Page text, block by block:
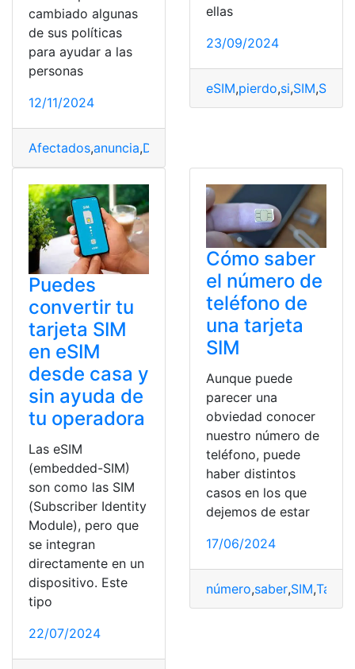
cambiado algunas
de sus políticas
para ayudar a las
personas
12/11/2024
Afectados,anuncia,Dana
ellas
23/09/2024
eSIM,pierdo,si,SIM,Simyo
Puedes
convertir tu
tarjeta SIM
en eSIM
desde casa y
sin ayuda de
tu operadora
Las eSIM
(embedded-SIM)
son como las SIM
(Subscriber Identity
Module), pero que
se integran
directamente en un
dispositivo. Este
tipo
22/07/2024
Cómo saber
el número de
teléfono de
una tarjeta
SIM
Aunque puede
parecer una
obviedad conocer
nuestro número de
teléfono, puede
haber distintos
casos en los que
dejemos de estar
17/06/2024
número,saber,SIM,